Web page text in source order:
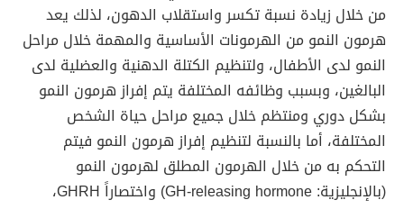
من خلال زيادة نسبة تكسر واستقلاب الدهون، لذلك يعد
هرمون النمو من الهرمونات الأساسية والمهمة خلال مراحل
النمو لدى الأطفال، ولتنظيم الكتلة الدهنية والعضلية لدى
البالغين، وبسبب وظائفه المختلفة يتم إفراز هرمون النمو
بشكل دوري ومنتظم خلال جميع مراحل حياة الشخص
المختلفة، أما بالنسبة لتنظيم إفراز هرمون النمو فيتم
التحكم به من خلال الهرمون المطلق لهرمون النمو
(بالإنجليزية: GH-releasing hormone) واختصاراً GHRH،